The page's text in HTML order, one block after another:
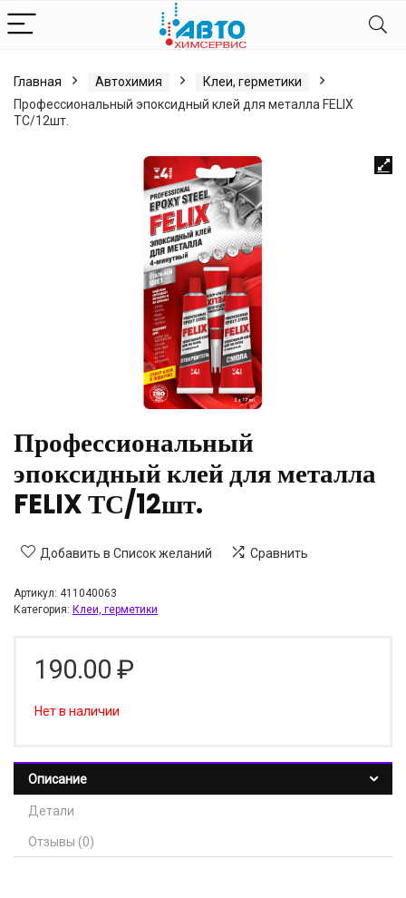
Главная Автохимия
Клеи, герметики
Профессиональный эпоксидный клей для металла FELIX
ТС/12шт.
Профессиональный
эпоксидный клей для металла
FELIX ТС/12шт.
Добавить в Список желаний Сравнить
Артикул: 411040063
Категория: Клеи, герметики
190.00 ₽
Нет в наличии
Описание
Детали
Отзывы (0)